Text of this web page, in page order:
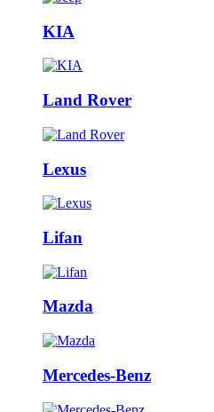
KIA
Land Rover
Lexus
Lifan
Mazda
Mercedes-Benz